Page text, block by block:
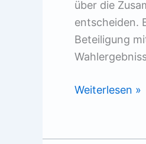
über die
entscheiden.
Beteiligung
Nichtwähler
Weiterlesen »